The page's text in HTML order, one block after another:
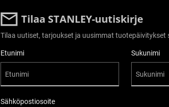
Tilaa STANLEY-uutiskirje
Tilaa uutiset, tarjoukset ja uusimmat tuotepäivitykset
User Details
Etunimi Sukunimi
Sähköpostiosoite